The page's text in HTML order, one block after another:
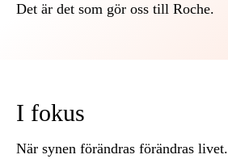
Det är det som gör oss till Roche.
I fokus
När synen förändras förändras livet.